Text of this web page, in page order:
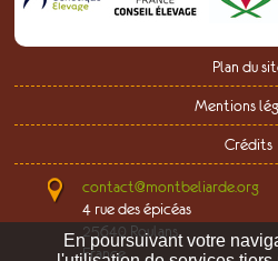
Plan du
Mentions
Crédits
contact@montbeliarde.org
4 rue des épicéas
25640 Roulans
France
En poursuivant votre